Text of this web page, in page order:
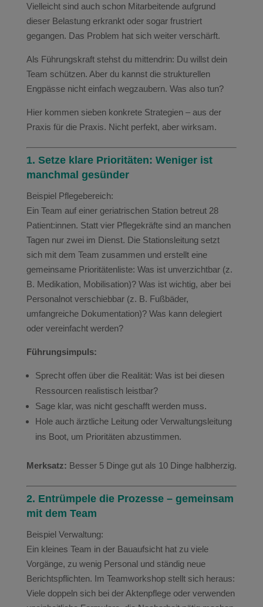
Vielleicht sind auch schon Mitarbeitende aufgrund
dieser Belastung erkrankt oder sogar frustriert
gegangen. Das Problem hat sich weiter verschärft.
Als Führungskraft stehst du mittendrin: Du willst dein
Team schützen. Aber du kannst die strukturellen
Engpässe nicht einfach wegzaubern. Was also tun?
Hier kommen sieben konkrete Strategien – aus der
Praxis für die Praxis. Nicht perfekt, aber wirksam.
1. Setze klare Prioritäten: Weniger ist
manchmal gesünder
Beispiel Pflegebereich:
Ein Team auf einer geriatrischen Station betreut 28
Patient:innen. Statt vier Pflegekräfte sind an manchen
Tagen nur zwei im Dienst. Die Stationsleitung setzt
sich mit dem Team zusammen und erstellt eine
gemeinsame Prioritätenliste: Was ist unverzichtbar (z.
B. Medikation, Mobilisation)? Was ist wichtig, aber bei
Personalnot verschiebbar (z. B. Fußbäder,
umfangreiche Dokumentation)? Was kann delegiert
oder vereinfacht werden?
Führungsimpuls:
Sprecht offen über die Realität: Was ist bei diesen
Ressourcen realistisch leistbar?
Sage klar, was nicht geschafft werden muss.
Hole auch ärztliche Leitung oder Verwaltungsleitung
ins Boot, um Prioritäten abzustimmen.
Merksatz: Besser 5 Dinge gut als 10 Dinge halbherzig.
2. Entrümpele die Prozesse – gemeinsam
mit dem Team
Beispiel Verwaltung:
Ein kleines Team in der Bauaufsicht hat zu viele
Vorgänge, zu wenig Personal und ständig neue
Berichtspflichten. Im Teamworkshop stellt sich heraus:
Viele doppeln sich bei der Aktenpflege oder verwenden